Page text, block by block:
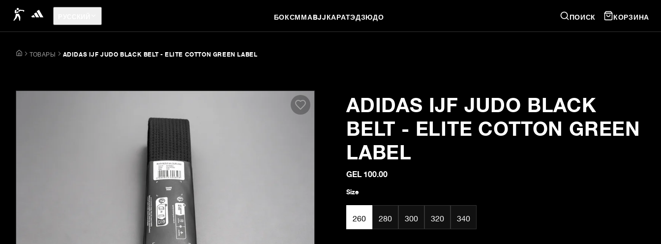
БОКСММАBJJКАРАТЭДЗЮДО ПОИСК КОРЗИНА
ТОВАРЫ ADIDAS IJF JUDO BLACK BELT - ELITE COTTON GREEN LABEL
ADIDAS IJF JUDO BLACK
BELT - ELITE COTTON GREEN
LABEL
GEL 100.00
Size
260 280 300 320 340